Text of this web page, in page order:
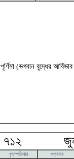
পূর্ণিমা (ভগবান বুদ্ধের
৭১২ জুন
বৃহস্পতিবার
শুক্রবার